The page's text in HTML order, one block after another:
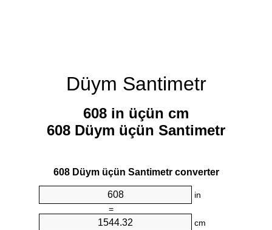
Düym Santimetr
608 in üçün cm
608 Düym üçün Santimetr
608 Düym üçün Santimetr converter
in
=
cm